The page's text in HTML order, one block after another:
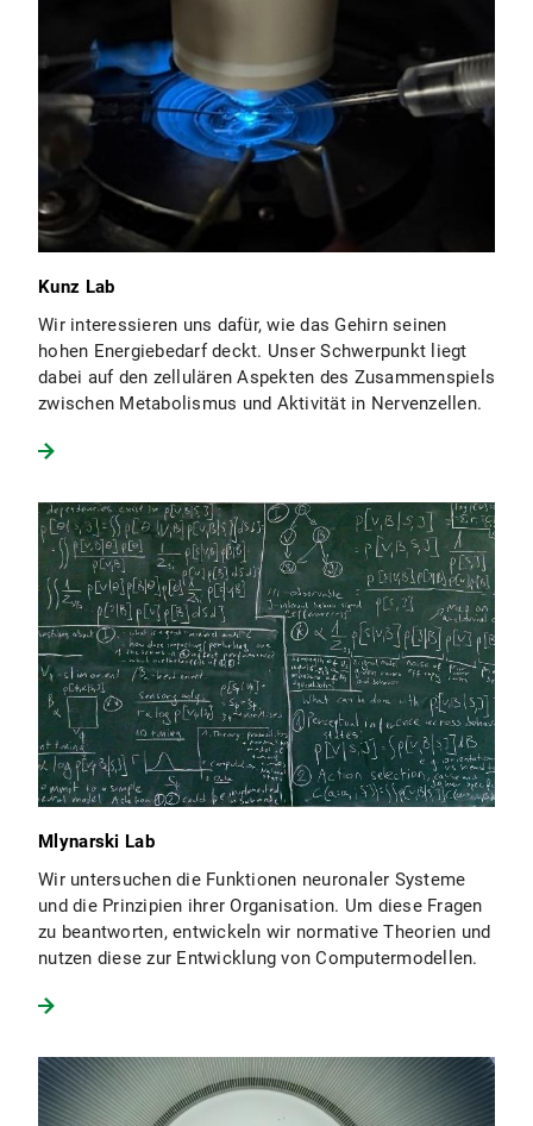
Kunz Lab
Wir interessieren uns dafür, wie das Gehirn seinen
hohen Energiebedarf deckt. Unser Schwerpunkt liegt
dabei auf den zellulären Aspekten des Zusammenspiels
zwischen Metabolismus und Aktivität in Nervenzellen.
Mlynarski Lab
Wir untersuchen die Funktionen neuronaler Systeme
und die Prinzipien ihrer Organisation. Um diese Fragen
zu beantworten, entwickeln wir normative Theorien und
nutzen diese zur Entwicklung von Computermodellen.